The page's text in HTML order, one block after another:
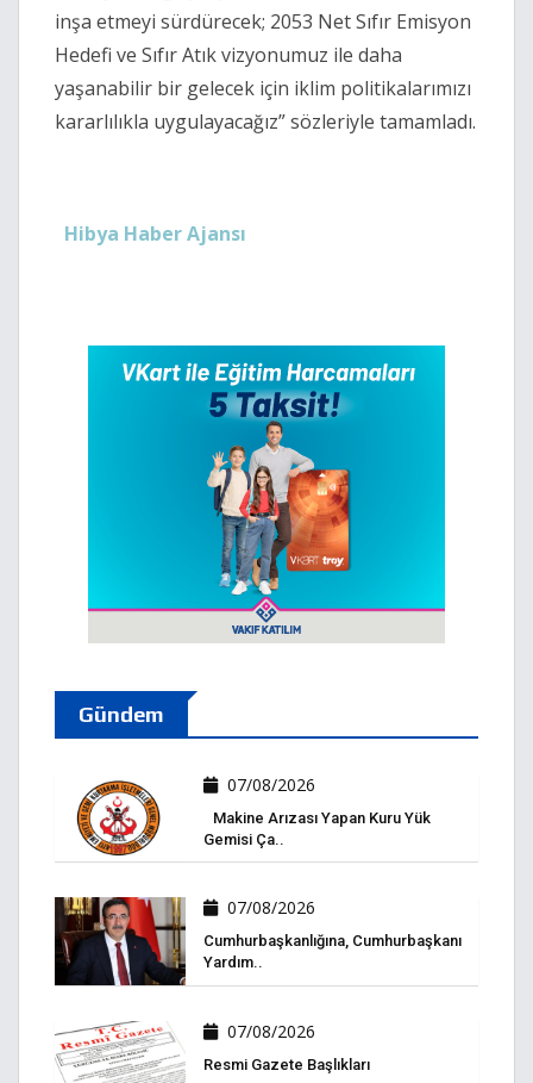
inşa etmeyi sürdürecek; 2053 Net Sıfır Emisyon
Hedefi ve Sıfır Atık vizyonumuz ile daha
yaşanabilir bir gelecek için iklim politikalarımızı
kararlılıkla uygulayacağız” sözleriyle tamamladı.
Hibya Haber Ajansı
Gündem
07/08/2026
Makine Arızası Yapan Kuru Yük
Gemisi Ça..
07/08/2026
Cumhurbaşkanlığına, Cumhurbaşkanı
Yardım..
07/08/2026
Resmi Gazete Başlıkları